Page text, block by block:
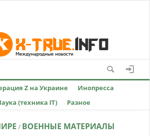
Z на Украине
Инопресса
(техника IT) Разное
/ ВОЕННЫЕ МАТЕРИАЛЫ